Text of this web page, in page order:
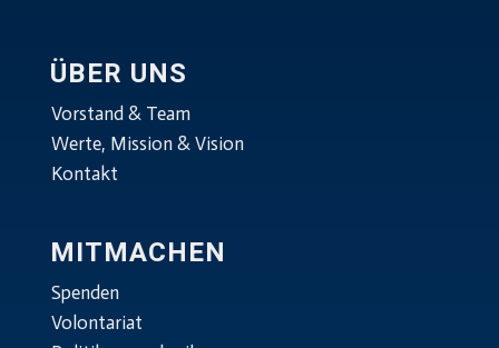
ÜBER UNS
Vorstand & Team
Werte, Mission & Vision
Kontakt
MITMACHEN
Spenden
Volontariat